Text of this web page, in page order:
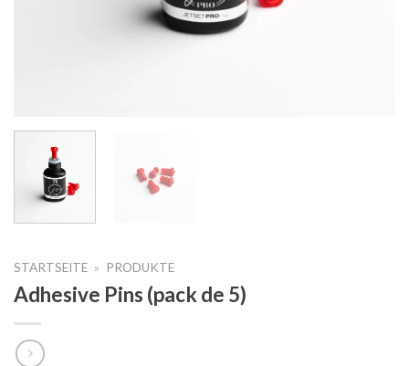
STARTSEITE » PRODUKTE
Adhesive Pins (pack de 5)